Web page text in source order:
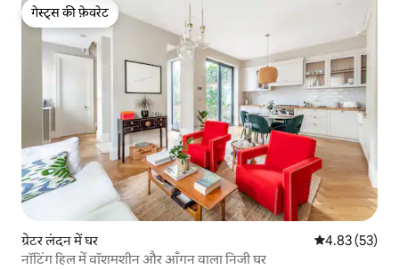
गेस्ट्स की फ़ेवरेट
गेस्ट्स की फ़ेवरेट
ग्रेटर लंदन में घर औसत रेटिंग 5 में
4.83 (53)
नॉटिंग हिल में वॉशमशीन और आँगन वाला निजी घर